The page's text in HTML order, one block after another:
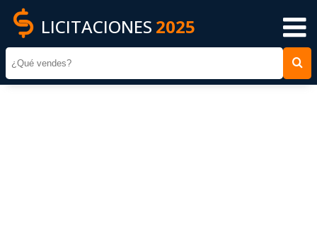
LICITACIONES 2025